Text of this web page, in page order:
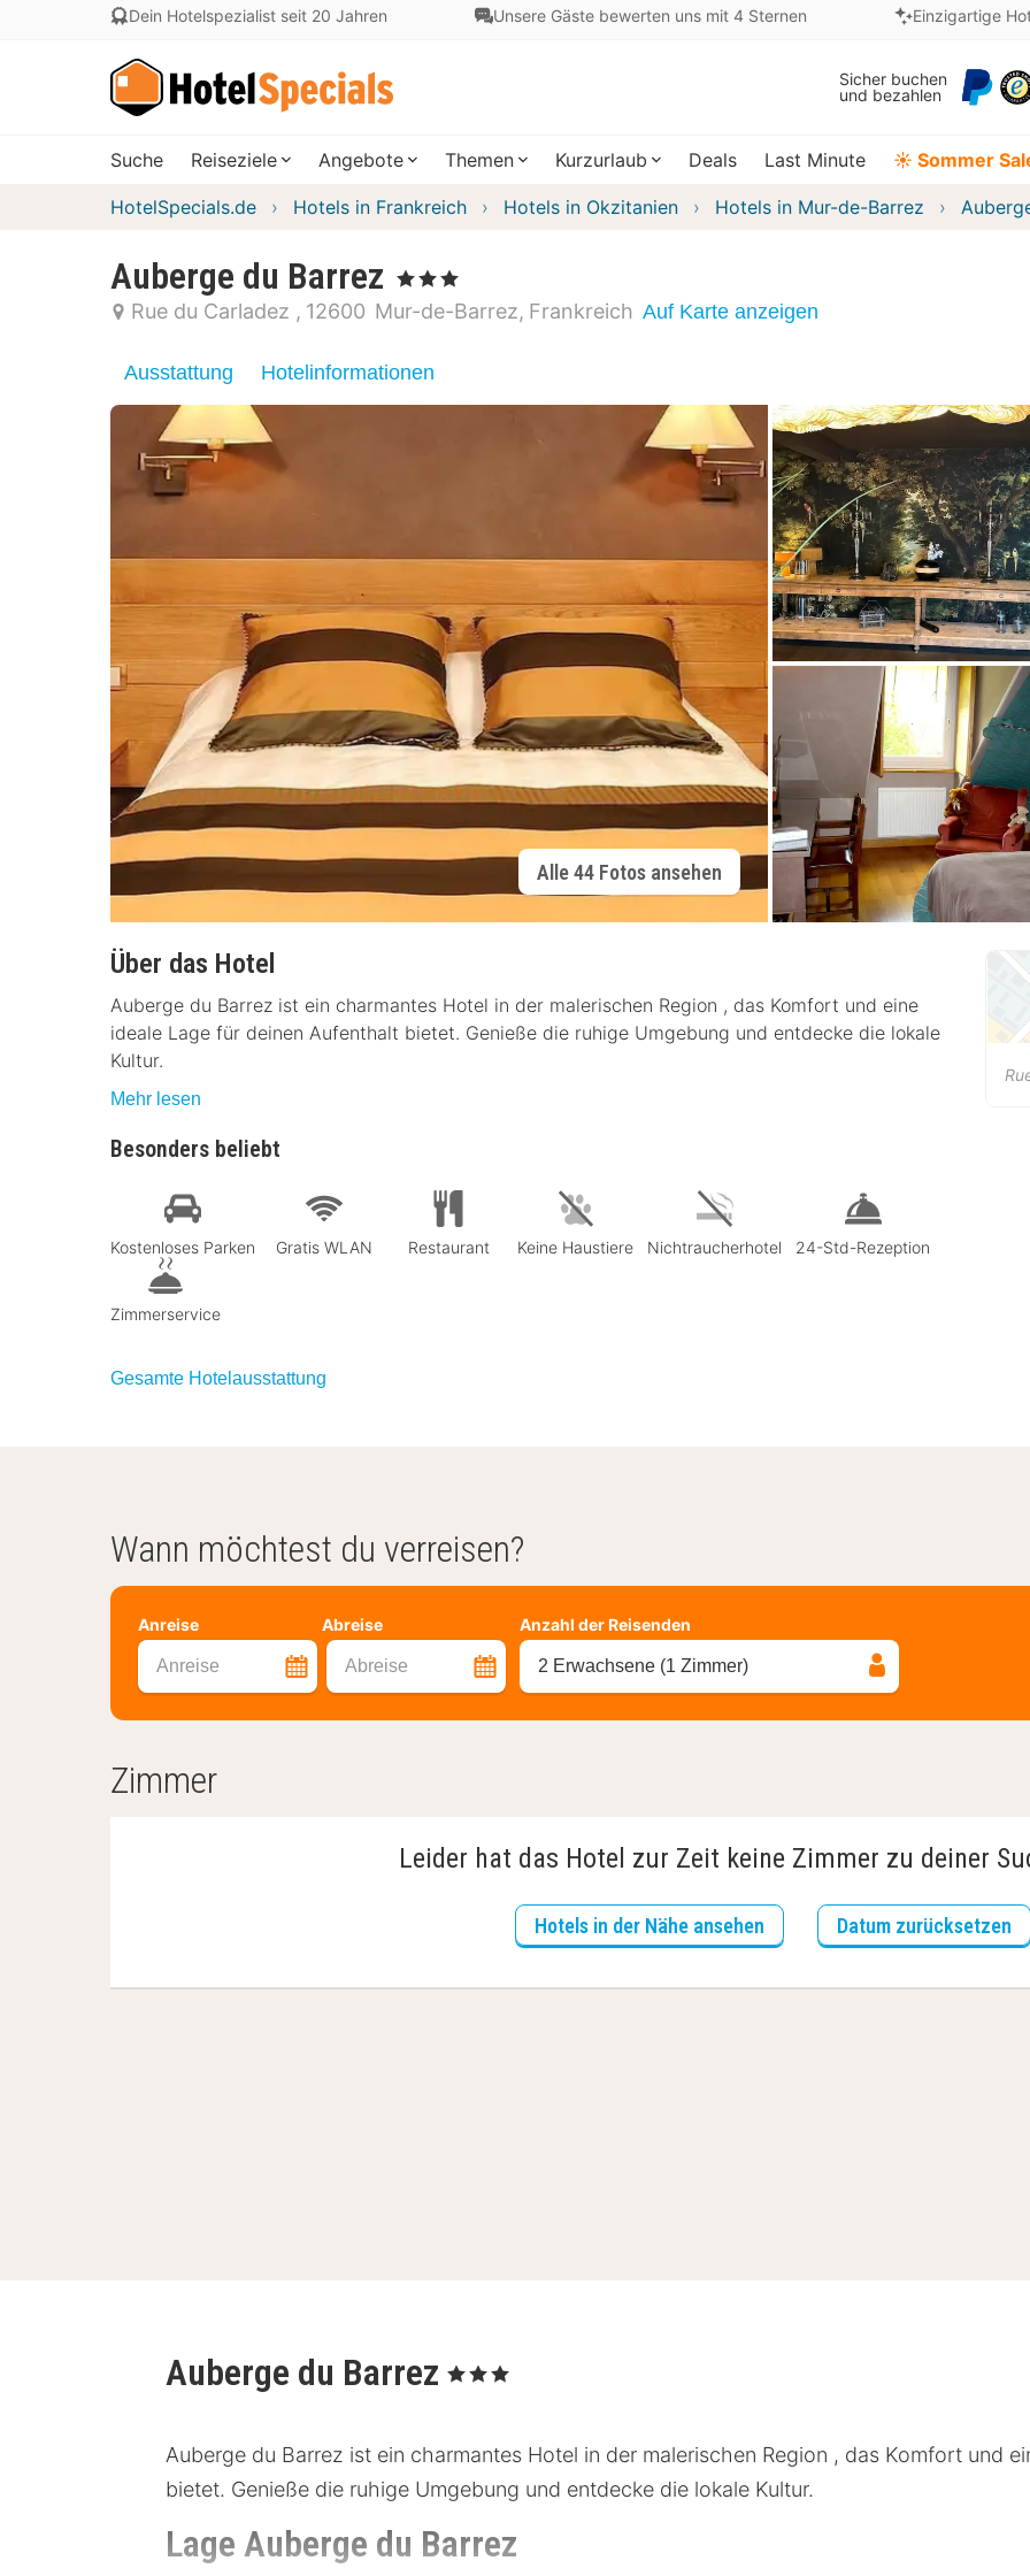
Dein Hotelspezialist seit 20 Jahren Unsere Gäste bewerten uns mit 4 Sternen Einzigartige
Sicher buchen
und bezahlen
Suche Reiseziele Angebote Themen Kurzurlaub Deals Last Minute ☀️ Sommer
HotelSpecials.de Hotels in Frankreich Hotels in Okzitanien Hotels in Mur-de-Barrez
Auberge du Barrez , 3 Sterne
Rue du Carladez 12600 Mur-de-Barrez Frankreich Auf Karte anzeigen
Ausstattung Hotelinformationen
Alle 44 Fotos ansehen
Über das Hotel
Auberge du Barrez ist ein charmantes Hotel in der malerischen Region , das Komfort und eine
ideale Lage für deinen Aufenthalt bietet. Genieße die ruhige Umgebung und entdecke die lokale
Kultur.
Mehr lesen
Besonders beliebt
Kostenloses Parken Gratis WLAN Restaurant Keine Haustiere Nichtraucherhotel 24-Std-Rezeption
Zimmerservice
Gesamte Hotelausstattung
Wann möchtest du verreisen?
Anreise Abreise
Anreise Abreise
Anzahl der Reisenden
2 Erwachsene (1 Zimmer)
Zimmer
Leider hat das Hotel zur Zeit keine Zimmer zu deiner
Hotels in der Nähe ansehen Datum zurücksetzen
Auberge du Barrez , 3 Sterne
Auberge du Barrez ist ein charmantes Hotel in der malerischen Region , das Komfort und
bietet. Genieße die ruhige Umgebung und entdecke die lokale Kultur.
Lage Auberge du Barrez